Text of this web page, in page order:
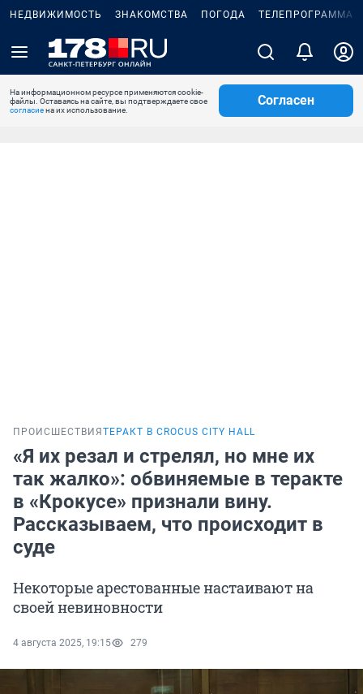
НЕДВИЖИМОСТЬ ЗНАКОМСТВА ПОГОДА ТЕЛЕПРОГРАММА
На информационном ресурсе применяются cookie-
файлы. Оставаясь на сайте, вы подтверждаете свое
согласиена их использование.
Согласен
ПРОИСШЕСТВИЯ ТЕРАКТ В CROCUS CITY HALL
«Я их резал и стрелял, но мне их
так жалко»: обвиняемые в теракте
в «Крокусе» признали вину.
Рассказываем, что происходит в
суде
Некоторые арестованные настаивают на
своей невиновности
4 августа 2025, 19:15 279